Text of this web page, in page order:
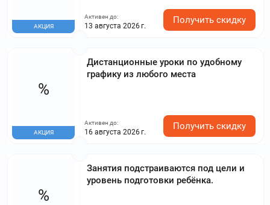
АКЦИЯ
Активен до:
13 августа 2026 г.
Получить скидку
Дистанционные уроки по удобному
графику из любого места
%
АКЦИЯ
Активен до:
16 августа 2026 г.
Получить скидку
Занятия подстраиваются под цели и
уровень подготовки ребёнка.
%